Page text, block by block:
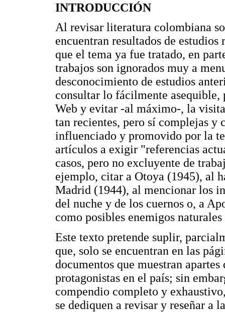
INTRODUCCIÓN
Al revisar literatura colombiana
encuentran resultados de
que el tema ya fue tratado, en
trabajos son ignorados muy a
desconocimiento de estudios
consultar lo fácilmente asequible,
Web y evitar -al máximo-, la
tan recientes, pero sí complejas y
influenciado y promovido por la
artículos a exigir "referencias
casos, pero no excluyente de
ejemplo, citar a Otoya (1945), al
Madrid (1944), al mencionar los
del nuche y de los cuernos o, a
como posibles enemigos
Este texto pretende suplir,
que, solo se encuentran en las
documentos que muestran
protagonistas en el país; sin
compendio completo y
se dediquen a revisar y reseñar a